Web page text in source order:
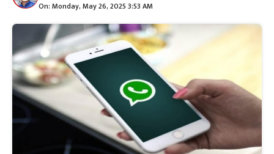
On: Monday, May 26, 2025 3:53 AM